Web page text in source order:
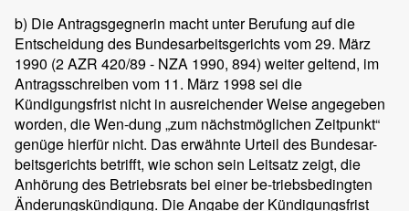
b) Die Antragsgegnerin macht unter Berufung auf die
Entscheidung des Bundesarbeitsgerichts vom 29. März
1990 (2 AZR 420/89 - NZA 1990, 894) weiter geltend, im
Antragsschreiben vom 11. März 1998 sei die
Kündigungsfrist nicht in ausreichender Weise angegeben
worden, die Wen-dung „zum nächstmöglichen Zeitpunkt“
genüge hierfür nicht. Das erwähnte Urteil des Bundesar-
beitsgerichts betrifft, wie schon sein Leitsatz zeigt, die
Anhörung des Betriebsrats bei einer be-triebsbedingten
Änderungskündigung. Die Angabe der Kündigungsfrist